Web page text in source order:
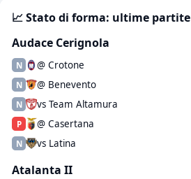
📈 Stato di forma: ultime partite
Audace Cerignola
N @ Crotone
N @ Benevento
N vs Team Altamura
P @ Casertana
N vs Latina
Atalanta II